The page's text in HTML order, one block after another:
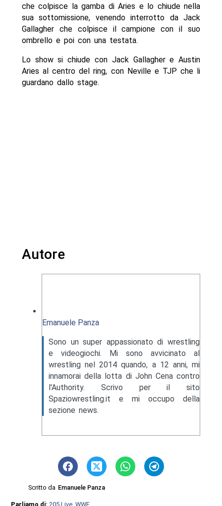
che colpisce la gamba di Aries e lo chiude nella
sua sottomissione, venendo interrotto da Jack
Gallagher che colpisce il campione con il suo
ombrello e poi con una testata.
Lo show si chiude con Jack Gallagher e Austin
Aries al centro del ring, con Neville e TJP che li
guardano dallo stage.
Autore
Emanuele Panza
Sono un super appassionato di wrestling
e videogiochi. Mi sono avvicinato al
wrestling nel 2014 quando, a 12 anni, mi
innamorai della lotta di John Cena contro
l'Authority. Scrivo per il sito
Spaziowrestling.it e mi occupo della
sezione news.
Scritto da Emanuele Panza
Parliamo di: 205 Live ,WWE